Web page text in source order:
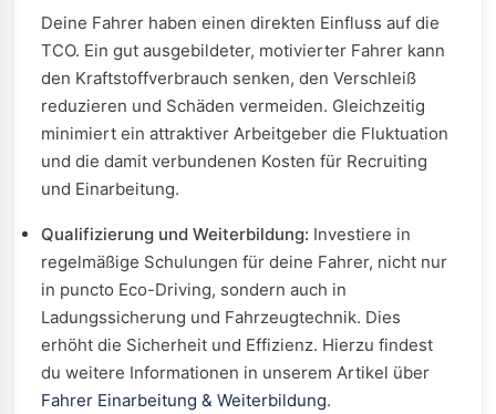
Deine Fahrer haben einen direkten Einfluss auf die
TCO. Ein gut ausgebildeter, motivierter Fahrer kann
den Kraftstoffverbrauch senken, den Verschleiß
reduzieren und Schäden vermeiden. Gleichzeitig
minimiert ein attraktiver Arbeitgeber die Fluktuation
und die damit verbundenen Kosten für Recruiting
und Einarbeitung.
Qualifizierung und Weiterbildung: Investiere in
regelmäßige Schulungen für deine Fahrer, nicht nur
in puncto Eco-Driving, sondern auch in
Ladungssicherung und Fahrzeugtechnik. Dies
erhöht die Sicherheit und Effizienz. Hierzu findest
du weitere Informationen in unserem Artikel über
Fahrer Einarbeitung & Weiterbildung.